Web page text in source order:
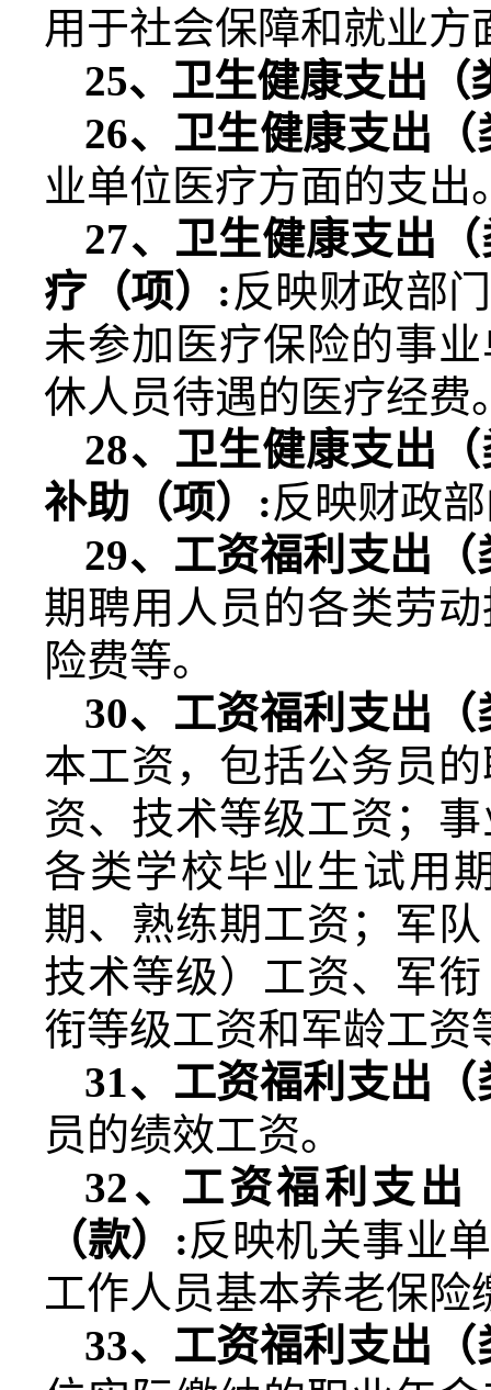
用于社会保障和就业方
25、卫生健康支出（
26、卫生健康支出
业单位医疗方面的支出
27、卫生健康支出
疗（项） :反映财政部
未参加医疗保险的事
休人员待遇的医疗经费
28、卫生健康支出
补助（项） :反映财政
29、工资福利支出（
期聘用人员的各类劳
险费等。
30、工资福利支出
本工资，包括公务员
资、技术等级工资；
各类学校毕业生试用
期、熟练期工资；军
技术等级）工资、军
衔等级工资和军龄工资
31、工资福利支出
员的绩效工资。
32、工资福利支出
（款） :反映机关事业
工作人员基本养老保
33、工资福利支出